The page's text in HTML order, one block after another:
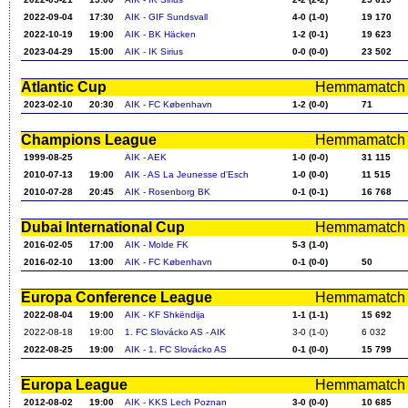
2022-09-04
17:30 AIK - GIF Sundsvall 4-0 (1-0)
19 170
2022-10-19
19:00 AIK - BK Häcken 1-2 (0-1)
19 623
2023-04-29
15:00 AIK - IK Sirius 0-0 (0-0) 23 502
Atlantic Cup
2023-02-10 20:30 AIK - FC København 1-2 (0-0) 71
Champions League
1999-08-25 AIK - AEK 1-0 (0-0)
31 115
2010-07-13
19:00 AIK - AS La Jeunesse d'Esch 1-0 (0-0)
11 515
2010-07-28
20:45 AIK - Rosenborg BK 0-1 (0-1) 16 768
Dubai International Cup
2016-02-05 17:00 AIK - Molde FK
5-3 (1-0)
2016-02-10
13:00 AIK - FC København 0-1 (0-0) 50
Europa Conference League
2022-08-04 19:00 AIK - KF Shkëndija 1-1 (1-1)
15 692
2022-08-18
19:00 1. FC Slovácko AS - AIK 3-0 (1-0)
6 032
2022-08-25
19:00 AIK - 1. FC Slovácko AS 0-1 (0-0) 15 799
Europa League
2012-08-02 19:00 AIK - KKS Lech Poznan 3-0 (0-0)
10 685